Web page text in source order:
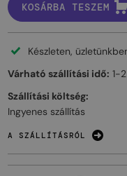
KOSÁRBA TESZEM
Készleten,
Várható szállítási idő: 1-
Szállítási költség:
Ingyenes szállítás
A SZÁLLÍTÁSRÓL